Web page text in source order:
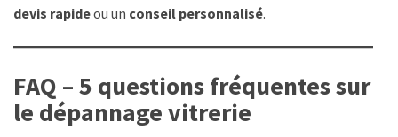
devis rapideou un conseil personnalisé.
FAQ – 5 questions fréquentes sur
le dépannage vitrerie